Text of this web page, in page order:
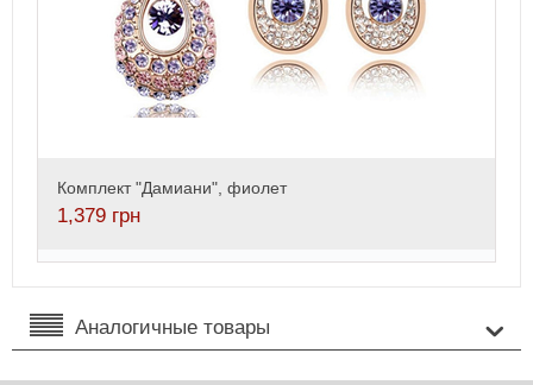
Комплект "Дамиани", фиолет
1,379 грн
Аналогичные товары